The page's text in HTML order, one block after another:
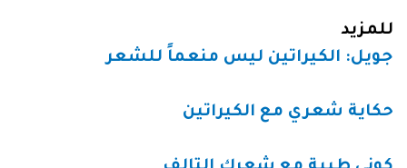
للمزيد
جويل: الكيراتين ليس منعماً للشعر
حكاية شعري مع الكيراتين